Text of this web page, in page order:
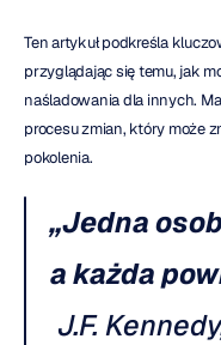
Ten artykuł podkreśla
przyglądając się temu, jak
naśladowania dla innych.
procesu zmian, który może
pokolenia.
„Jedna
a każda
J.F.